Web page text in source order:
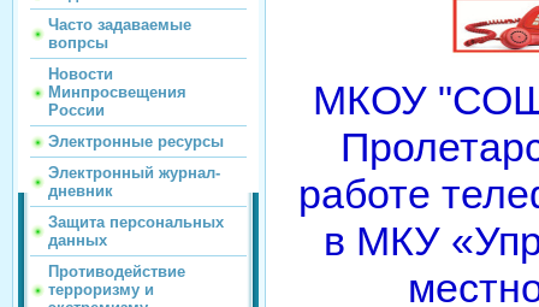
Часто задаваемые
вопрсы
Новости
Минпросвещения
России
Электронные ресурсы
Электронный журнал-
дневник
Защита персональных
данных
Противодействие
терроризму и
МКОУ "СОШ
работе
в МКУ